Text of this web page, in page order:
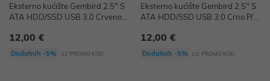
Eksterno kućište Gembird 2.5" S
ATA HDD/SSD USB 3.0 Crveno
12,00 €
Dodatnih -5% uz PROMO KOD
Eksterno kućište Gembird 2.5" S
ATA HDD/SSD USB 3.0 Crno P/N:
12,00 €
Dodatnih -5% uz PROMO KOD